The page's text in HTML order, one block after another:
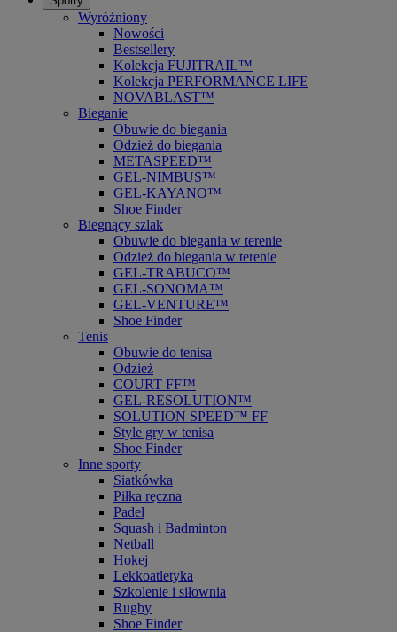
Wyróżniony
Nowości
Bestsellery
Kolekcja FUJITRAIL™
Kolekcja PERFORMANCE LIFE
NOVABLAST™
Bieganie
Obuwie do biegania
Odzież do biegania
METASPEED™
GEL-NIMBUS™
GEL-KAYANO™
Shoe Finder
Biegnący szlak
Obuwie do biegania w terenie
Odzież do biegania w terenie
GEL-TRABUCO™
GEL-SONOMA™
GEL-VENTURE™
Shoe Finder
Tenis
Obuwie do tenisa
Odzież
COURT FF™
GEL-RESOLUTION™
SOLUTION SPEED™ FF
Style gry w tenisa
Shoe Finder
Inne sporty
Siatkówka
Piłka ręczna
Padel
Squash i Badminton
Netball
Hokej
Lekkoatletyka
Szkolenie i siłownia
Rugby
Shoe Finder